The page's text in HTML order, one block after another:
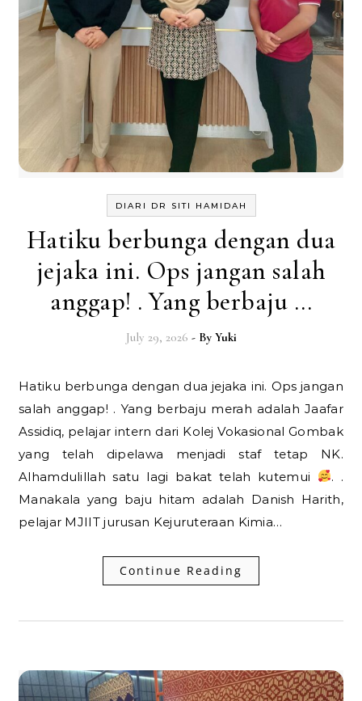
DIARI DR SITI HAMIDAH
Hatiku berbunga dengan dua
jejaka ini. Ops jangan salah
anggap! . Yang berbaju …
July 29, 2026 - By Yuki
Hatiku berbunga dengan dua jejaka ini. Ops jangan
salah anggap! . Yang berbaju merah adalah Jaafar
Assidiq, pelajar intern dari Kolej Vokasional Gombak
yang telah dipelawa menjadi staf tetap NK.
Alhamdulillah satu lagi bakat telah kutemui
. .
Manakala yang baju hitam adalah Danish Harith,
pelajar MJIIT jurusan Kejuruteraan Kimia…
Continue Reading